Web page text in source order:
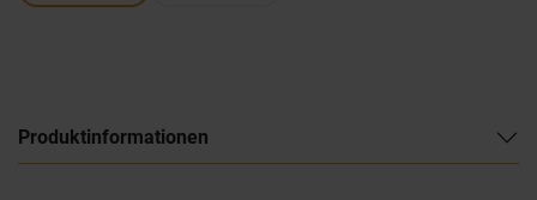
Produktinformationen